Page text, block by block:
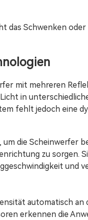
das Schwenken
mit mehreren
in
fehlt jedoch eine
die Scheinwerfer
zu sorgen.
und
automatisch an
erkennen die